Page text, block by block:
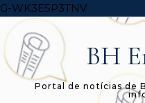
G-WK3E5P3TNVSkip to
BH
Portal de notícias de